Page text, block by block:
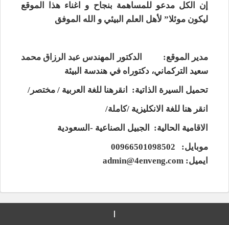
إن الكل مدعو للمساهمة بنجاح و اغناء هذا الموقع
ليكون موئلا” لأهل العلم البيئي و الله الموفق
مدير الموقع: الدكتور المهندس عبد الرزاق محمد
سعيد التركماني، دكتوراه في هندسة البيئة
تحميل السيرة الذاتية:
انقرهنا للغة العربية / مختصر/
انقر هنا للغة الانكليزية /كاملة/
الاقامية الحالية: الجبيل الصناعية -السعودية
موبايل: 00966501098502
ايميل: admin@4enveng.com
|